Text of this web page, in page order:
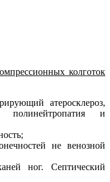
колготок
атеросклероз,
полинейтропатия и
не венозной
ног. Септический